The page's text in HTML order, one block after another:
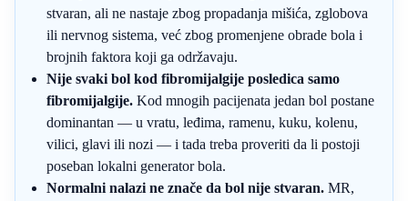
stvaran, ali ne nastaje zbog propadanja mišića, zglobova
ili nervnog sistema, već zbog promenjene obrade bola i
brojnih faktora koji ga održavaju.
Nije svaki bol kod fibromijalgije posledica samo
fibromijalgije. Kod mnogih pacijenata jedan bol postane
dominantan — u vratu, leđima, ramenu, kuku, kolenu,
vilici, glavi ili nozi — i tada treba proveriti da li postoji
poseban lokalni generator bola.
Normalni nalazi ne znače da bol nije stvaran. MR,